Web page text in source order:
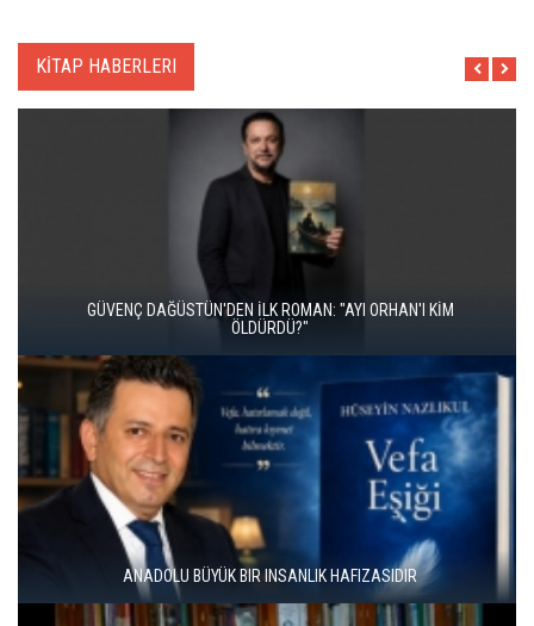
KİTAP HABERLERI
İKİ KİTAP VE BİTMEYEN BİR ENERJİ
ÜNAL ERSÖZLÜ’NÜN YENİ ŞİİR KİTABI “BÖĞÜRTLEN ÖPÜCÜĞÜ”
YAYIMLANDI